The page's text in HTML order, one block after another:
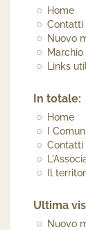
Home
Contatti
Nuovo
Marchio
Links
In totale:
Home
I
Contatti
Il
Ultima
Nuovo